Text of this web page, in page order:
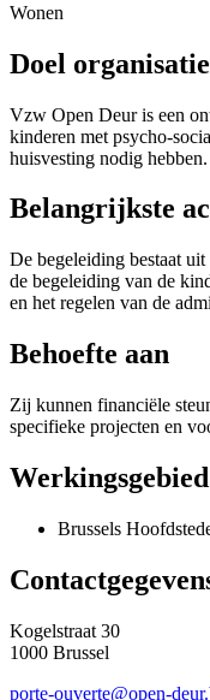
Wonen
Doel organisatie
Vzw Open Deur is een
kinderen met psycho-
huisvesting nodig
Belangrijkste
De begeleiding bestaat
de begeleiding van de
en het regelen van de
Behoefte aan
Zij kunnen financiële
specifieke projecten en
Werkingsgebied
Brussels
Kogelstraat 30
1000 Brussel
porte-ouverte@open-